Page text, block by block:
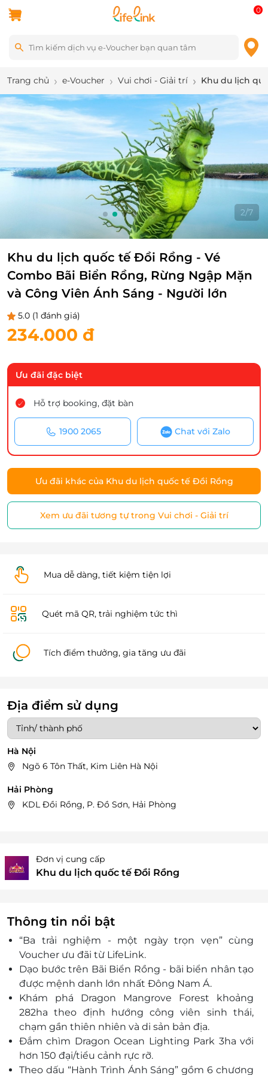
0
Trang chủ e-Voucher Vui chơi - Giải trí Khu du lịch
2/7
Khu du lịch quốc tế Đồi Rồng - Vé
Combo Bãi Biển Rồng, Rừng Ngập Mặn
và Công Viên Ánh Sáng - Người lớn
5.0 (1 đánh giá)
234.000 đ
Ưu đãi đặc biệt
Hỗ trợ booking, đặt bàn
1900 2065 Chat với Zalo
Ưu đãi khác của Khu du lịch quốc tế Đồi Rồng
Xem ưu đãi tương tự trong Vui chơi - Giải trí
Mua dễ dàng, tiết kiệm tiện lợi
Quét mã QR, trải nghiệm tức thì
Tích điểm thưởng, gia tăng ưu đãi
Địa điểm sử dụng
Hà Nội
Ngõ 6 Tôn Thất, Kim Liên Hà Nội
Hải Phòng
KDL Đồi Rồng, P. Đồ Sơn, Hải Phòng
Đơn vị cung cấp
Khu du lịch quốc tế Đồi Rồng
Thông tin nổi bật
“Ba trải nghiệm - một ngày trọn vẹn” cùng
Voucher ưu đãi từ LifeLink.
Dạo bước trên Bãi Biển Rồng - bãi biển nhân tạo
được mệnh danh lớn nhất Đông Nam Á.
Khám phá Dragon Mangrove Forest khoảng
282ha theo định hướng công viên sinh thái,
chạm gần thiên nhiên và di sản bản địa.
Đắm chìm Dragon Ocean Lighting Park 3ha với
hơn 150 đại/tiểu cảnh rực rỡ.
Theo dấu “Hành Trình Ánh Sáng” gồm 6 chương